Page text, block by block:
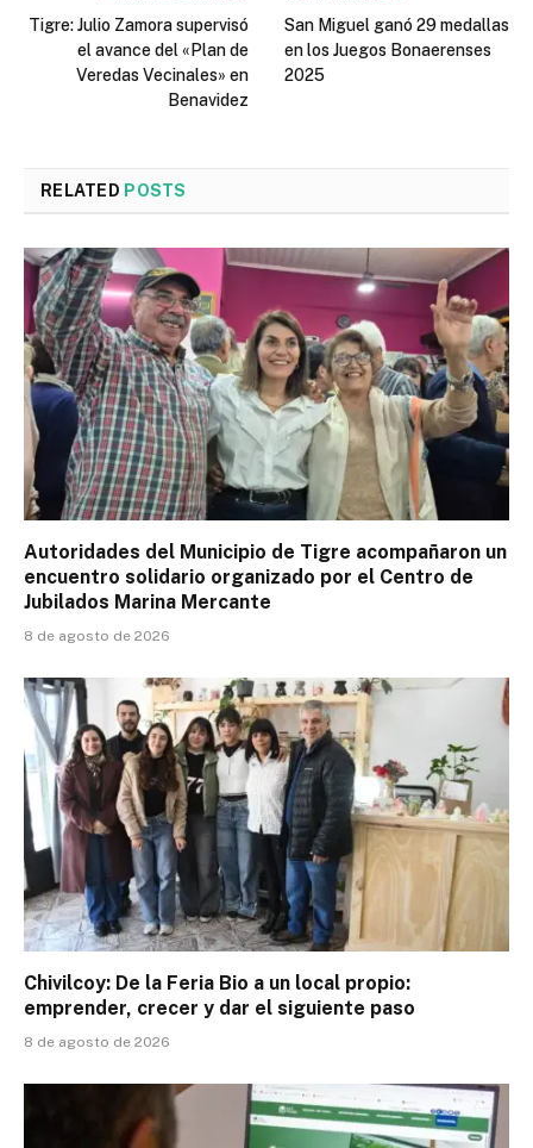
Tigre: Julio Zamora supervisó
el avance del «Plan de
Veredas Vecinales» en
Benavidez
San Miguel ganó 29 medallas
en los Juegos Bonaerenses
2025
RELATED POSTS
Autoridades del Municipio de Tigre acompañaron un
encuentro solidario organizado por el Centro de
Jubilados Marina Mercante
8 de agosto de 2026
Chivilcoy: De la Feria Bio a un local propio:
emprender, crecer y dar el siguiente paso
8 de agosto de 2026